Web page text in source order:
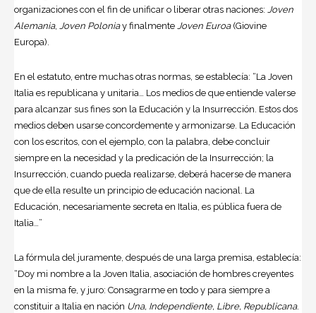
organizaciones con el fin de unificar o liberar otras naciones: Joven
Alemania, Joven Poloniay finalmente Joven Euroa(Giovine
Europa).
En el estatuto, entre muchas otras normas, se establecía: “La Joven
Italia es republicana y unitaria… Los medios de que entiende valerse
para alcanzar sus fines son la Educación y la Insurrección. Estos dos
medios deben usarse concordemente y armonizarse. La Educación
con los escritos, con el ejemplo, con la palabra, debe concluir
siempre en la necesidad y la predicación de la Insurrección; la
Insurrección, cuando pueda realizarse, deberá hacerse de manera
que de ella resulte un principio de educación nacional. La
Educación, necesariamente secreta en Italia, es pública fuera de
Italia…”
La fórmula del juramente, después de una larga premisa, establecía:
“Doy mi nombre a la Joven Italia, asociación de hombres creyentes
en la misma fe, y juro: Consagrarme en todo y para siempre a
constituir a Italia en nación Una, Independiente, Libre, Republicana.